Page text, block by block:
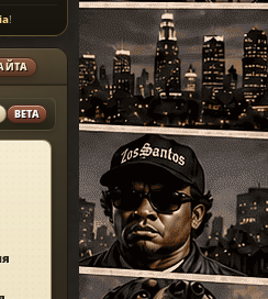
!
BETA